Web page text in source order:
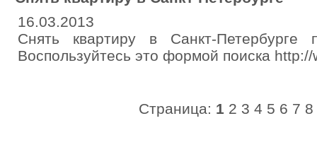
16.03.2013
Снять квартиру в Санкт-
Воспользуйтесь это формой поиска
Страница: 1 2 3 4 5 6 7 8